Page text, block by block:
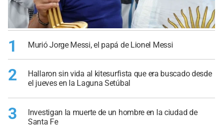
1 Murió Jorge Messi, el papá de Lionel Messi
2
Hallaron sin vida al kitesurfista que era buscado desde
el jueves en la Laguna Setúbal
3
Investigan la muerte de un hombre en la ciudad de
Santa Fe